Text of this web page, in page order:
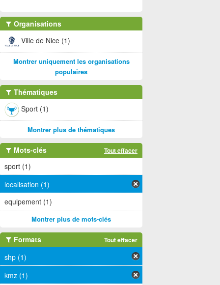
Organisations
Ville de Nice (1)
Montrer uniquement les organisations
populaires
Thématiques
Sport (1)
Montrer plus de thématiques
Mots-clés Tout effacer
sport (1)
localisation (1)
equipement (1)
Montrer plus de mots-clés
Formats Tout effacer
shp (1)
kmz (1)